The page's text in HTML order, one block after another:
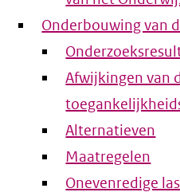
Onderbouwing van
Afwijkingen van
Alternatieven
Maatregelen
Onevenredige